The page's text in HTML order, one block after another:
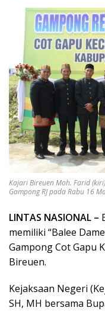
Kajari Bireuen Moh. Farid
Gampong RJ pada Rabu 16
LINTAS NASIONAL –
memiliki “Balee
Gampong Cot Gapu
Bireuen.
Kejaksaan Negeri
SH, MH bersama